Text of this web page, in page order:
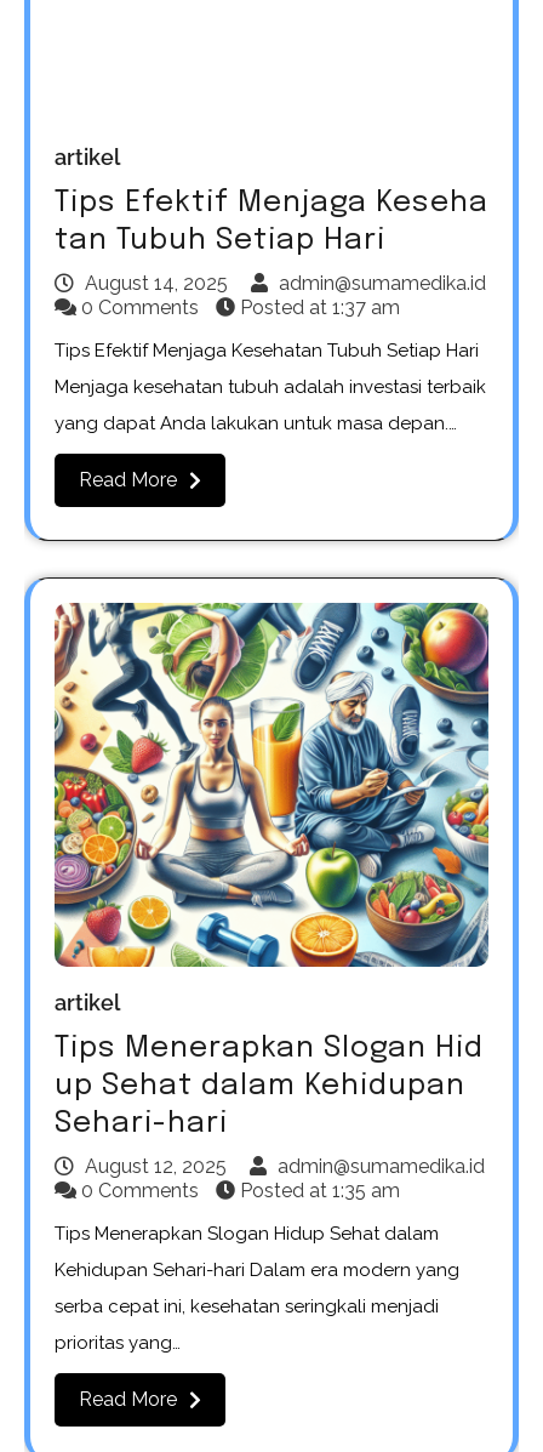
artikel
Tips Efektif Menjaga Keseha
tan Tubuh Setiap Hari
August 14, 2025
admin@sumamedika.id
0 Comments
Posted at 1:37 am
Tips Efektif Menjaga Kesehatan Tubuh Setiap Hari
Menjaga kesehatan tubuh adalah investasi terbaik
yang dapat Anda lakukan untuk masa depan.…
Read More
artikel
Tips Menerapkan Slogan Hid
up Sehat dalam Kehidupan
Sehari-hari
August 12, 2025
admin@sumamedika.id
0 Comments
Posted at 1:35 am
Tips Menerapkan Slogan Hidup Sehat dalam
Kehidupan Sehari-hari Dalam era modern yang
serba cepat ini, kesehatan seringkali menjadi
prioritas yang…
Read More